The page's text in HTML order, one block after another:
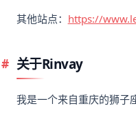
其他站点： https://
关于Rinvay
我是一个来自重庆的狮子